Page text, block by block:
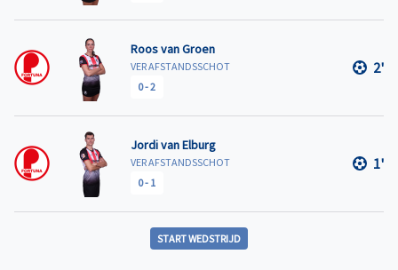
Roos van Groen
VER AFSTANDSSCHOT
0-2
2'
Jordi van Elburg
VER AFSTANDSSCHOT
0- 1
1'
START WEDSTRIJD